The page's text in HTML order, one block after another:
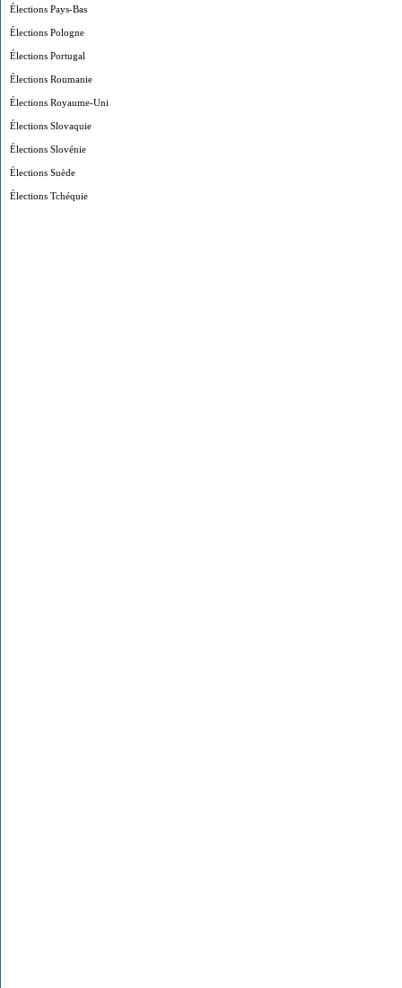
Élections Pays-Bas
Élections Pologne
Élections Portugal
Élections Roumanie
Élections Royaume-Uni
Élections Slovaquie
Élections Slovénie
Élections Suède
Élections Tchéquie